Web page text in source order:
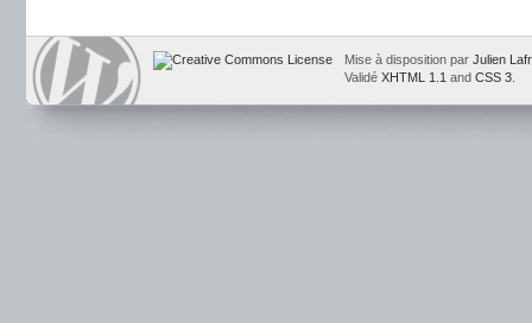
Mise à disposition par Julien
Validé XHTML 1.1 and CSS 3